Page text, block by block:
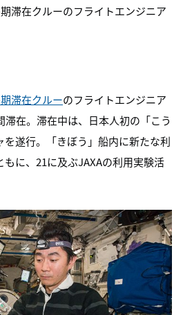
滞在クルーのフライトエンジニア
滞在クルーのフライトエンジニア
滞在。滞在中は、日本人初の「こう
を遂行。「きぼう」船内に新たな利
に、21に及ぶJAXAの利用実験活